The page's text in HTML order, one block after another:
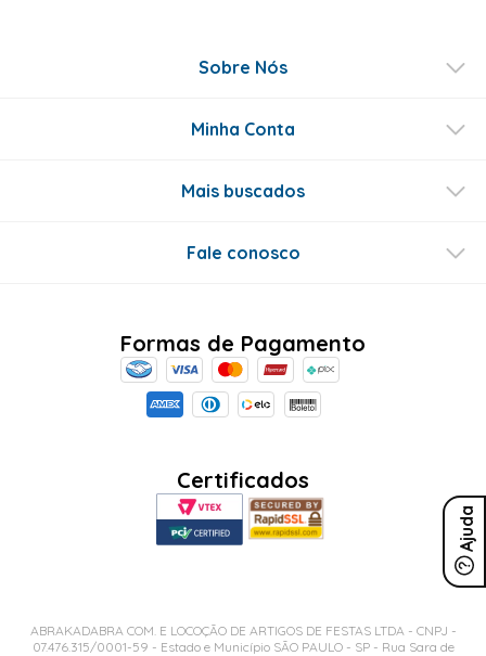
Ajuda
Sobre Nós
Minha Conta
Mais buscados
Fale conosco
Formas de Pagamento
Certificados
ABRAKADABRA COM. E LOCOÇÃO DE ARTIGOS DE FESTAS LTDA - CNPJ -
07.476.315/0001-59 - Estado e Município SÃO PAULO - SP - Rua Sara de